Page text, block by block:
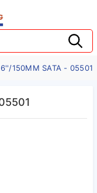
150MM SATA - 05501